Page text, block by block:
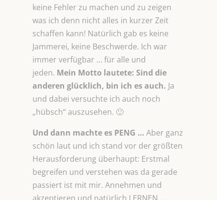
keine Fehler zu machen und zu zeigen
was ich denn nicht alles in kurzer Zeit
schaffen kann! Natürlich gab es keine
Jammerei, keine Beschwerde. Ich war
immer verfügbar … für alle und
jeden. Mein Motto lautete: Sind die
anderen glücklich, bin ich es auch. Ja
und dabei versuchte ich auch noch
„hübsch“ auszusehen. 🙂
Und dann machte es PENG … Aber ganz
schön laut und ich stand vor der größten
Herausforderung überhaupt: Erstmal
begreifen und verstehen was da gerade
passiert ist mit mir. Annehmen und